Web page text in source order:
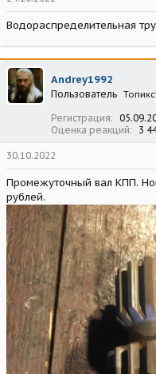
Водораспределительная
Andrey1992
Пользователь
Регистрация
Оценка реакций
3
30.10.2022
Промежуточный вал КПП.
рублей.